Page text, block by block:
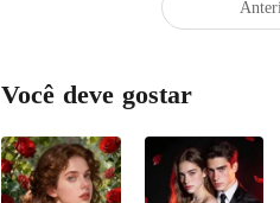
Você deve gostar